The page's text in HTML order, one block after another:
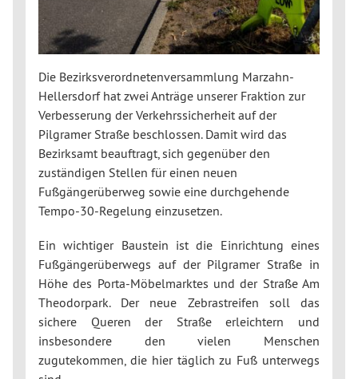
Die Bezirksverordnetenversammlung Marzahn-
Hellersdorf hat zwei Anträge unserer Fraktion zur
Verbesserung der Verkehrssicherheit auf der
Pilgramer Straße beschlossen. Damit wird das
Bezirksamt beauftragt, sich gegenüber den
zuständigen Stellen für einen neuen
Fußgängerüberweg sowie eine durchgehende
Tempo-30-Regelung einzusetzen.
Ein wichtiger Baustein ist die Einrichtung eines
Fußgängerüberwegs auf der Pilgramer Straße in
Höhe des Porta-Möbelmarktes und der Straße Am
Theodorpark. Der neue Zebrastreifen soll das
sichere Queren der Straße erleichtern und
insbesondere den vielen Menschen
zugutekommen, die hier täglich zu Fuß unterwegs